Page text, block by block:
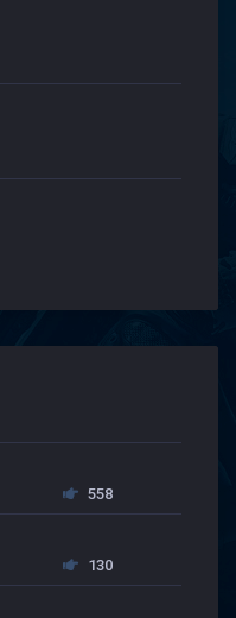
558
130